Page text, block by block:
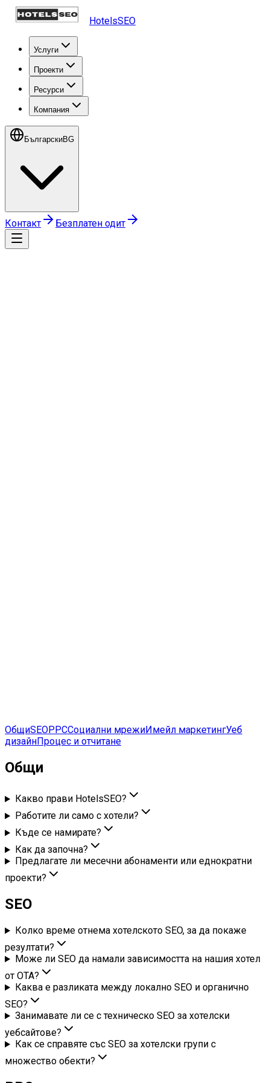
HotelsSEO
Услуги
Проекти
Ресурси
Компания
БългарскиBG
Контакт Безплатен одит
ОбщиSEOPPCСоциални мрежиИмейл маркетингУеб
дизайнПроцес и отчитане
Общи
Какво прави HotelsSEO?
Работите ли само с хотели?
Къде се намирате?
Как да започна?
Предлагате ли месечни абонаменти или еднократни
проекти?
SEO
Колко време отнема хотелското SEO, за да покаже
резултати?
Може ли SEO да намали зависимостта на нашия хотел
от OTA?
Каква е разликата между локално SEO и органично
SEO?
Занимавате ли се с техническо SEO за хотелски
уебсайтове?
Как се справяте със SEO за хотелски групи с
множество обекти?